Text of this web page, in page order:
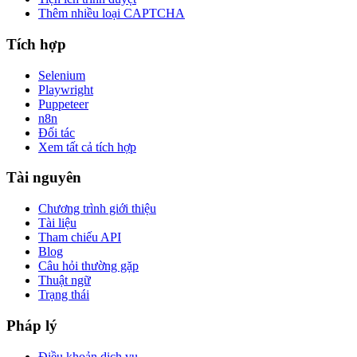
Thêm nhiều loại CAPTCHA
Tích hợp
Selenium
Playwright
Puppeteer
n8n
Đối tác
Xem tất cả tích hợp
Tài nguyên
Chương trình giới thiệu
Tài liệu
Tham chiếu API
Blog
Câu hỏi thường gặp
Thuật ngữ
Trạng thái
Pháp lý